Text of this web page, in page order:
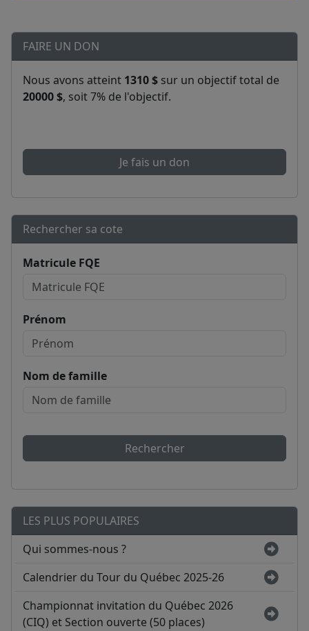
FAIRE UN DON
Nous avons atteint 1310 $ sur un objectif total de
20000 $, soit 7% de l'objectif.
Je fais un don
Rechercher sa cote
Matricule FQE
Prénom
Nom de famille
Rechercher
LES PLUS POPULAIRES
Qui sommes-nous ?
Calendrier du Tour du Québec 2025-26
Championnat invitation du Québec 2026
(CIQ) et Section ouverte (50 places)